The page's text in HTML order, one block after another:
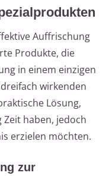
Auffrischung
Produkte, die
in einem einzigen
wirkenden
Lösung,
Zeit haben, jedoch
erzielen möchten.
zur